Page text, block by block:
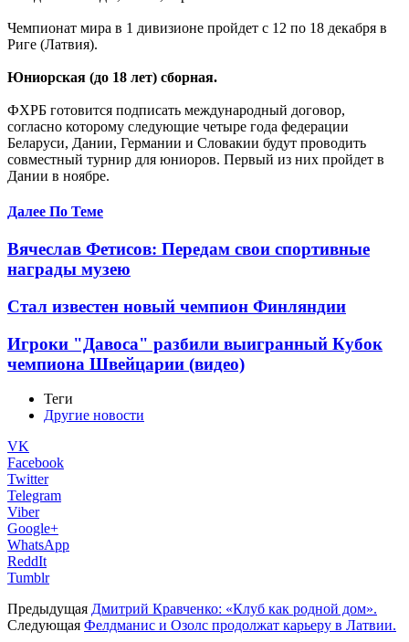
Чемпионат мира в 1 дивизионе пройдет с 12 по 18 декабря в
Риге (Латвия).
Юниорская (до 18 лет) сборная.
ФХРБ готовится подписать международный договор,
согласно которому следующие четыре года федерации
Беларуси, Дании, Германии и Словакии будут проводить
совместный турнир для юниоров. Первый из них пройдет в
Дании в ноябре.
Далее По Теме
Вячеслав Фетисов: Передам свои спортивные
награды музею
Стал известен новый чемпион Финляндии
Игроки "Давоса" разбили выигранный Кубок
чемпиона Швейцарии (видео)
Теги
Другие новости
VK
Facebook
Twitter
Telegram
Viber
Google+
WhatsApp
ReddIt
Tumblr
Предыдущая Дмитрий Кравченко: «Клуб как родной дом».
Следующая Фелдманис и Озолс продолжат карьеру в Латвии.